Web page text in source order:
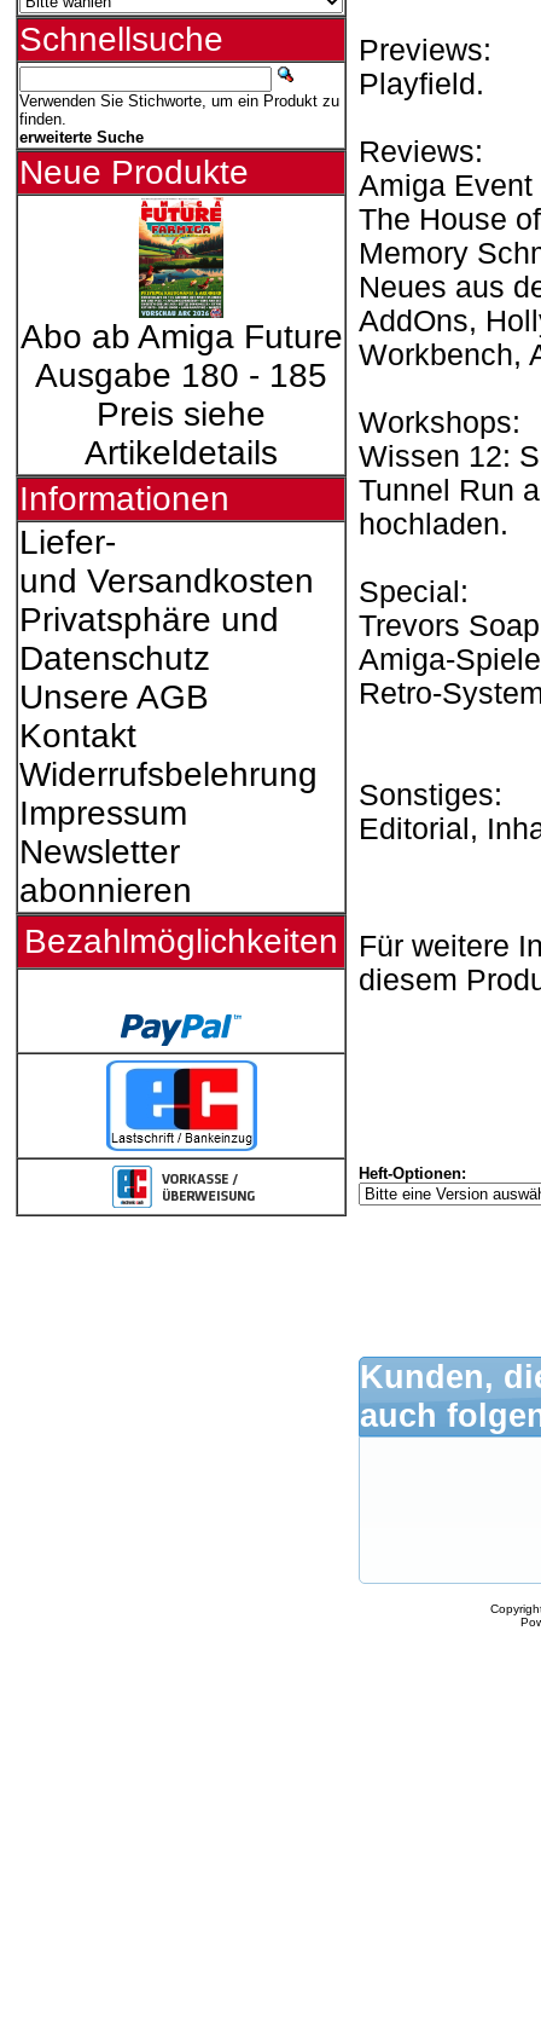
Schnellsuche
Verwenden Sie Stichworte, um ein Produkt zu
finden.
erweiterte Suche
Neue Produkte
Abo ab Amiga Future
Ausgabe 180 - 185
Preis siehe
Artikeldetails
Informationen
Liefer-
und Versandkosten
Privatsphäre und
Datenschutz
Unsere AGB
Kontakt
Widerrufsbelehrung
Impressum
Newsletter
abonnieren
Bezahlmöglichkeiten
Previews:
Playfield.
Reviews:
Amiga Event
The House
Memory
Neues aus
AddOns,
Workbench,
Workshops:
Wissen 12:
Tunnel Run
hochladen.
Special:
Trevors
Amiga-
Retro-
Sonstiges:
Editorial,
Für weitere
diesem
Heft-Optionen:
Kunden,
auch